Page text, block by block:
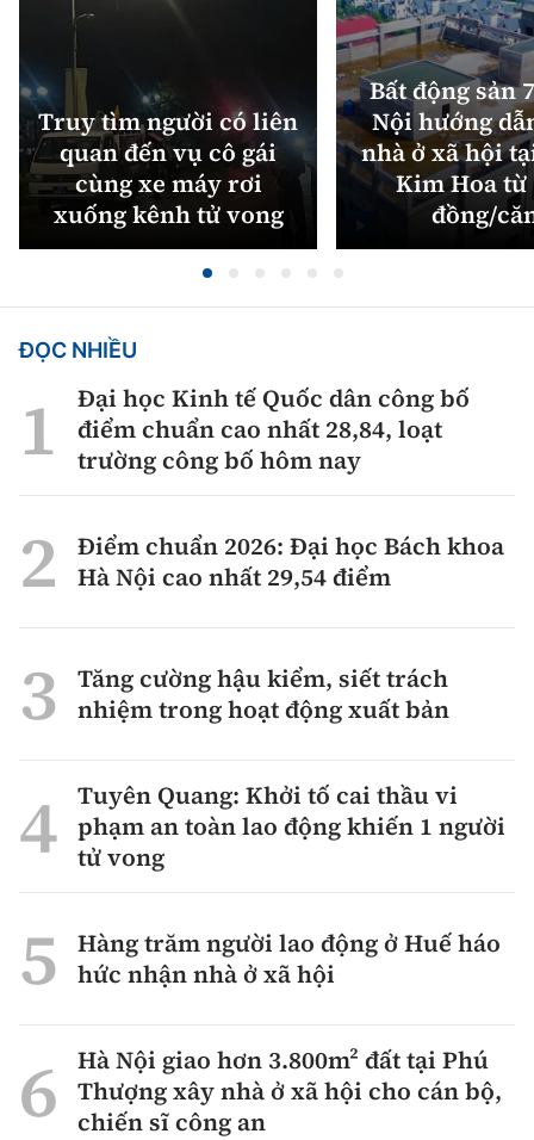
Truy tìm người có liên
quan đến vụ cô gái
cùng xe máy rơi
xuống kênh tử vong
Bất động sản
Nội hướng
nhà ở xã hội
Kim Hoa từ
đồng/
ĐỌC NHIỀU
Đại học Kinh tế Quốc dân công bố
điểm chuẩn cao nhất 28,84, loạt
trường công bố hôm nay
Điểm chuẩn 2026: Đại học Bách khoa
Hà Nội cao nhất 29,54 điểm
Tăng cường hậu kiểm, siết trách
nhiệm trong hoạt động xuất bản
Tuyên Quang: Khởi tố cai thầu vi
phạm an toàn lao động khiến 1 người
tử vong
Hàng trăm người lao động ở Huế háo
hức nhận nhà ở xã hội
Hà Nội giao hơn 3.800m² đất tại Phú
Thượng xây nhà ở xã hội cho cán bộ,
chiến sĩ công an